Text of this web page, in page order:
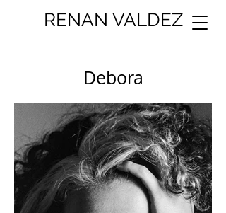
RENAN VALDEZ
Debora